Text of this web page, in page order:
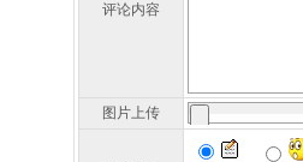
评论内容
图片上传